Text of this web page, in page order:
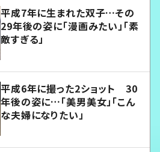
平成7年に生まれた双子…その
29年後の姿に「漫画みたい」「素
敵すぎる」
平成6年に撮った2ショット 30
年後の姿に…「美男美女」「こん
な夫婦になりたい」